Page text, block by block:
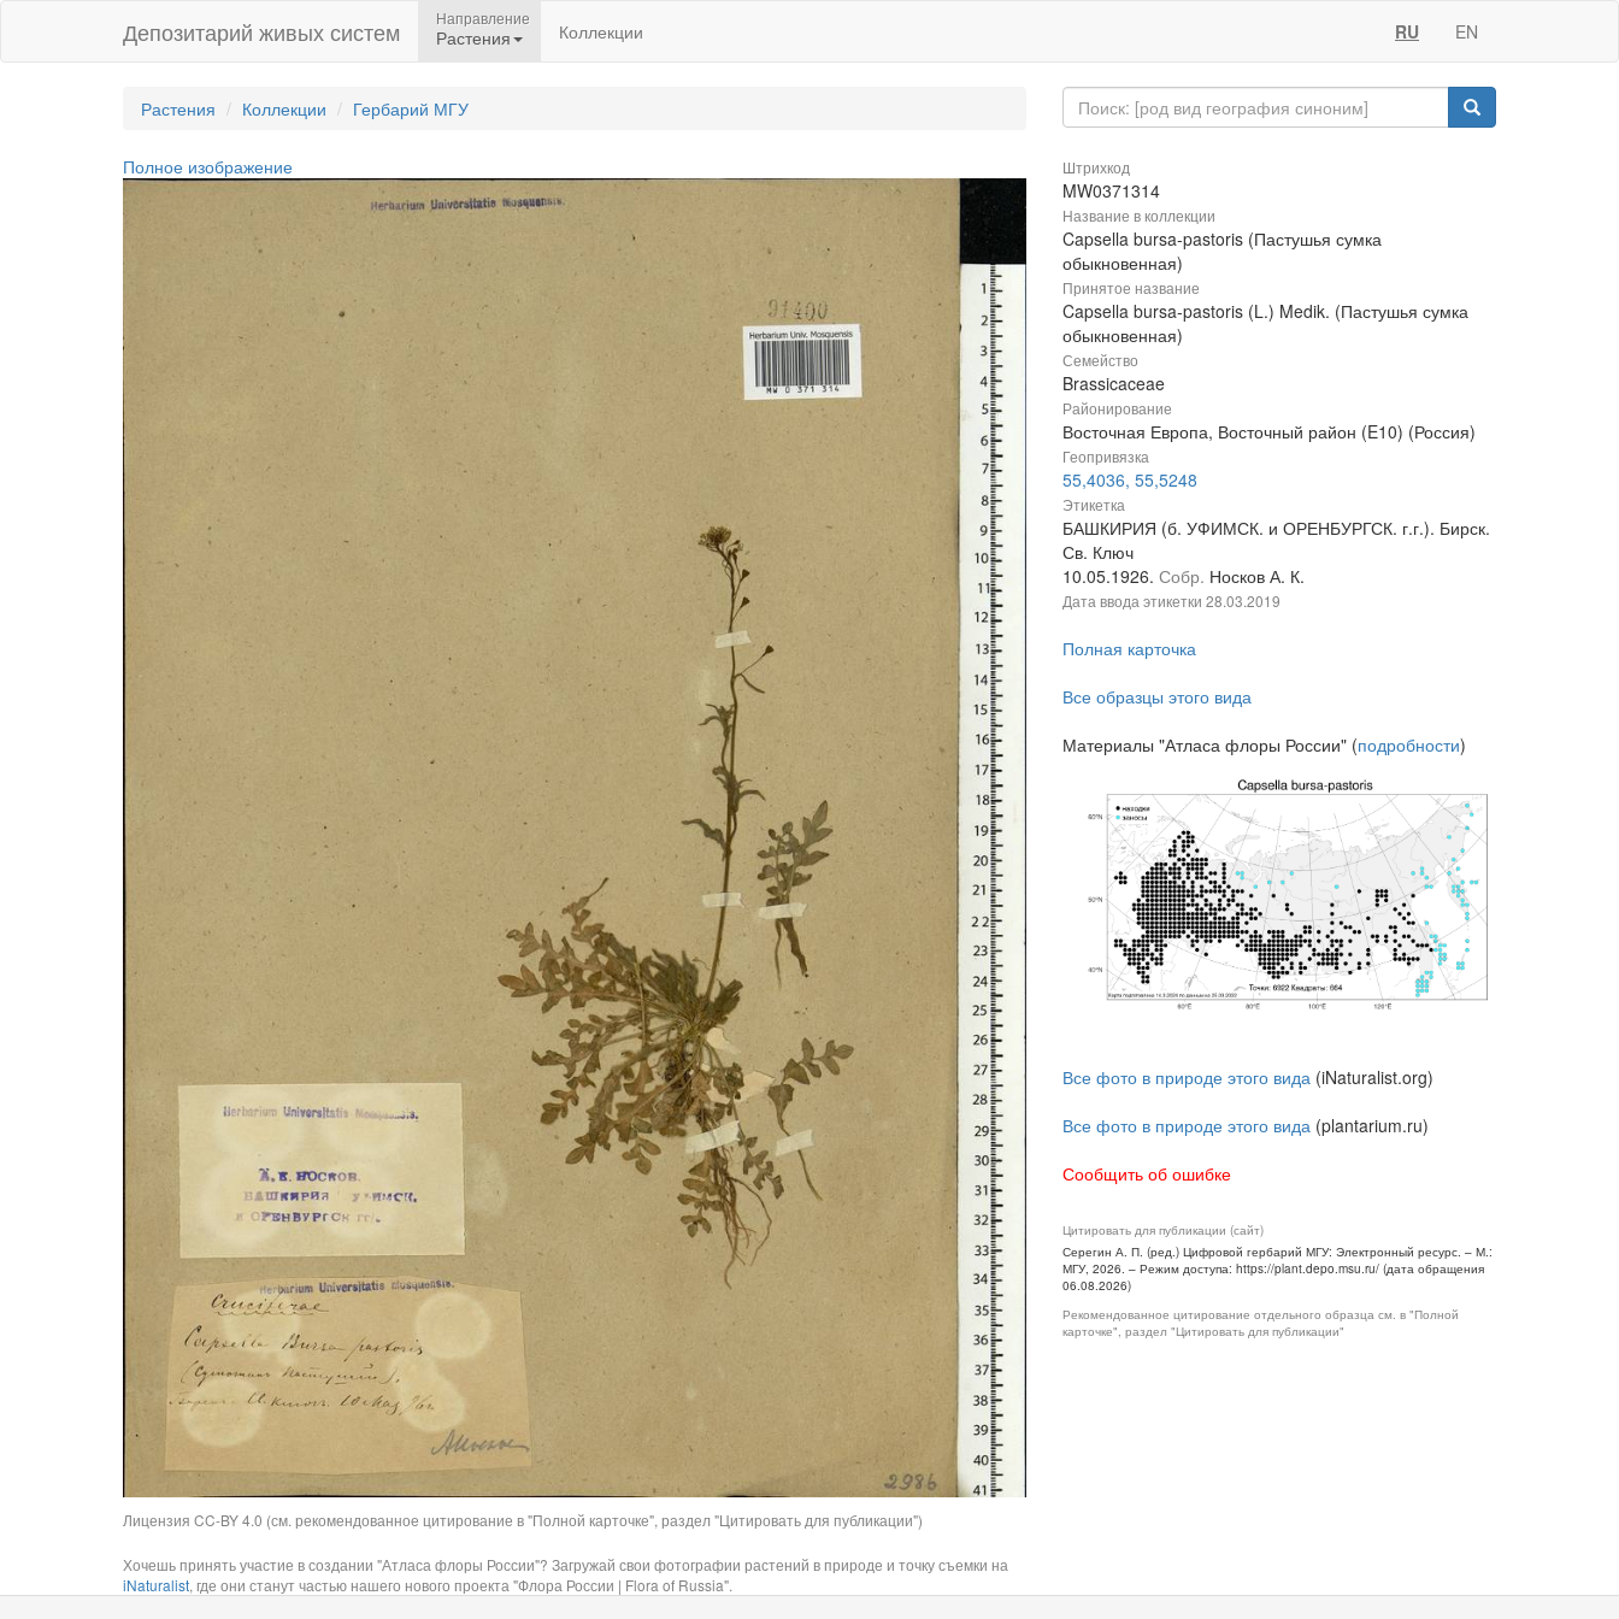
Депозитарий живых систем Направление
Растения Коллекции RU EN
Растения Коллекции Гербарий МГУ
Полное изображение
Лицензия CC-BY 4.0 (см. рекомендованное цитирование в "Полной карточке", раздел "Цитировать для публикации")
Хочешь принять участие в создании "Атласа флоры России"? Загружай свои фотографии растений в природе и точку съемки на
iNaturalist, где они станут частью нашего нового проекта "Флора России | Flora of Russia".
Штрихкод
MW0371314
Название в коллекции
Capsella bursa-pastoris (Пастушья сумка
обыкновенная)
Принятое название
Capsella bursa-pastoris (L.) Medik. (Пастушья сумка
обыкновенная)
Семейство
Brassicaceae
Районирование
Восточная Европа, Восточный район (E10) (Россия)
Геопривязка
55,4036, 55,5248
Этикетка
БАШКИРИЯ (б. УФИМСК. и ОРЕНБУРГСК. г.г.). Бирск.
Св. Ключ
10.05.1926. Собр. Носков А. К.
Дата ввода этикетки 28.03.2019
Полная карточка
Все образцы этого вида
Материалы "Атласа флоры России" (подробности)
Все фото в природе этого вида (iNaturalist.org)
Все фото в природе этого вида (plantarium.ru)
Сообщить об ошибке
Цитировать для публикации (сайт)
Серегин А. П. (ред.) Цифровой гербарий МГУ: Электронный ресурс. – М.:
МГУ, 2026. – Режим доступа: https://plant.depo.msu.ru/ (дата обращения
06.08.2026)
Рекомендованное цитирование отдельного образца см. в "Полной
карточке", раздел "Цитировать для публикации"